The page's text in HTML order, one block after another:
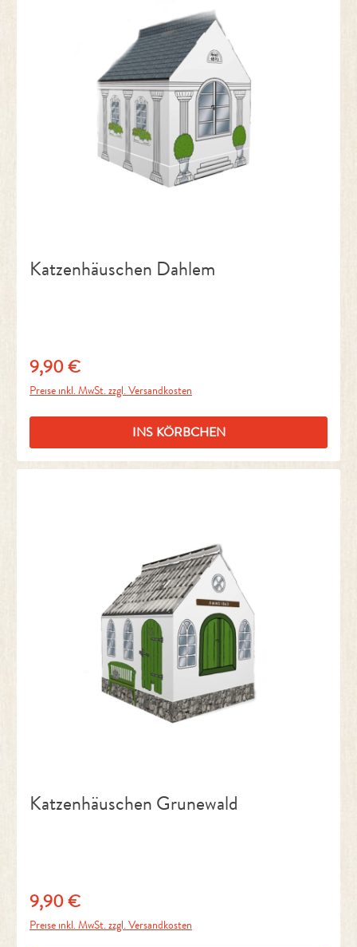
Katzenhäuschen Dahlem
Regulärer Preis:
9,90 €
Preise inkl. MwSt. zzgl. Versandkosten
INS KÖRBCHEN
Katzenhäuschen Grunewald
Regulärer Preis:
9,90 €
Preise inkl. MwSt. zzgl. Versandkosten